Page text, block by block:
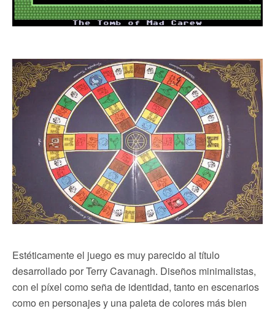
Estéticamente el juego es muy parecido al título
desarrollado por Terry Cavanagh. Diseños minimalistas,
con el píxel como seña de identidad, tanto en escenarios
como en personajes y una paleta de colores más bien